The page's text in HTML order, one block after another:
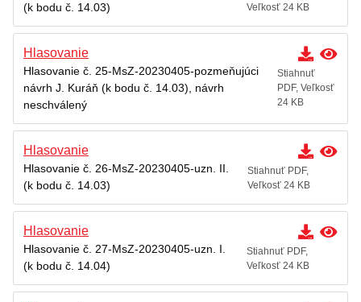
(k bodu č. 14.03)
Veľkosť 24 KB
Hlasovanie
Hlasovanie č. 25-MsZ-20230405-pozmeňujúci
návrh J. Kuráň (k bodu č. 14.03), návrh
neschválený
Stiahnuť
PDF, Veľkosť
24 KB
Hlasovanie
Hlasovanie č. 26-MsZ-20230405-uzn. II.
(k bodu č. 14.03)
Stiahnuť PDF,
Veľkosť 24 KB
Hlasovanie
Hlasovanie č. 27-MsZ-20230405-uzn. I.
(k bodu č. 14.04)
Stiahnuť PDF,
Veľkosť 24 KB